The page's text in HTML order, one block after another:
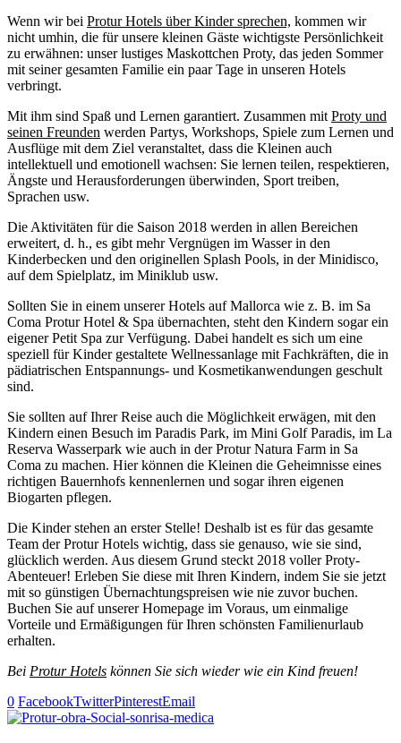
Wenn wir bei Protur Hotels über Kinder sprechen, kommen wir
nicht umhin, die für unsere kleinen Gäste wichtigste Persönlichkeit
zu erwähnen: unser lustiges Maskottchen Proty, das jeden Sommer
mit seiner gesamten Familie ein paar Tage in unseren Hotels
verbringt.
Mit ihm sind Spaß und Lernen garantiert. Zusammen mit Proty und
seinen Freunden werden Partys, Workshops, Spiele zum Lernen und
Ausflüge mit dem Ziel veranstaltet, dass die Kleinen auch
intellektuell und emotionell wachsen: Sie lernen teilen, respektieren,
Ängste und Herausforderungen überwinden, Sport treiben,
Sprachen usw.
Die Aktivitäten für die Saison 2018 werden in allen Bereichen
erweitert, d. h., es gibt mehr Vergnügen im Wasser in den
Kinderbecken und den originellen Splash Pools, in der Minidisco,
auf dem Spielplatz, im Miniklub usw.
Sollten Sie in einem unserer Hotels auf Mallorca wie z. B. im Sa
Coma Protur Hotel & Spa übernachten, steht den Kindern sogar ein
eigener Petit Spa zur Verfügung. Dabei handelt es sich um eine
speziell für Kinder gestaltete Wellnessanlage mit Fachkräften, die in
pädiatrischen Entspannungs- und Kosmetikanwendungen geschult
sind.
Sie sollten auf Ihrer Reise auch die Möglichkeit erwägen, mit den
Kindern einen Besuch im Paradis Park, im Mini Golf Paradis, im La
Reserva Wasserpark wie auch in der Protur Natura Farm in Sa
Coma zu machen. Hier können die Kleinen die Geheimnisse eines
richtigen Bauernhofs kennenlernen und sogar ihren eigenen
Biogarten pflegen.
Die Kinder stehen an erster Stelle! Deshalb ist es für das gesamte
Team der Protur Hotels wichtig, dass sie genauso, wie sie sind,
glücklich werden. Aus diesem Grund steckt 2018 voller Proty-
Abenteuer! Erleben Sie diese mit Ihren Kindern, indem Sie sie jetzt
mit so günstigen Übernachtungspreisen wie nie zuvor buchen.
Buchen Sie auf unserer Homepage im Voraus, um einmalige
Vorteile und Ermäßigungen für Ihren schönsten Familienurlaub
erhalten.
Bei Protur Hotels können Sie sich wieder wie ein Kind freuen!
0 FacebookTwitterPinterestEmail